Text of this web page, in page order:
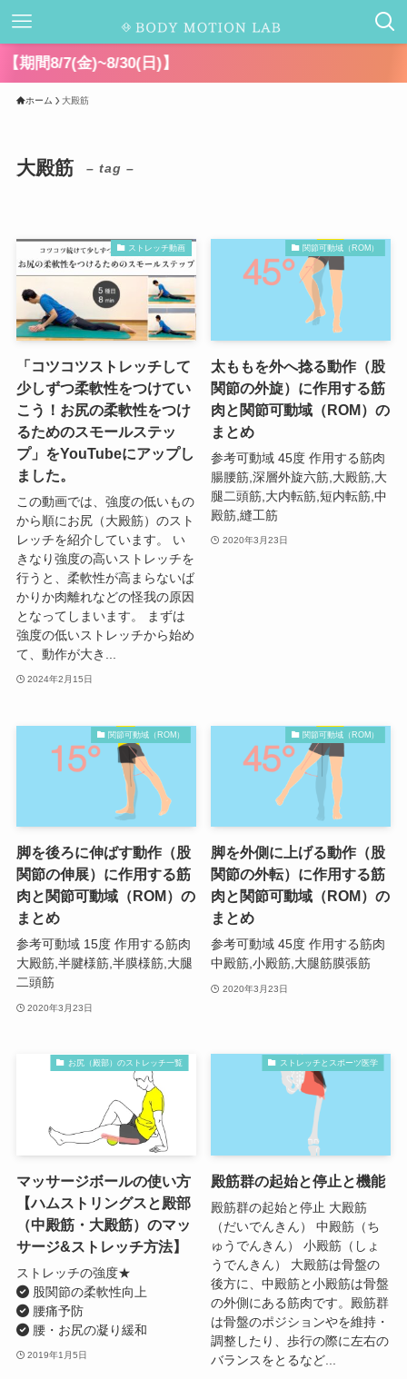
ホーム 大殿筋
大殿筋 – tag –
ストレッチ動画
「コツコツストレッチして
少しずつ柔軟性をつけてい
こう！お尻の柔軟性をつけ
るためのスモールステッ
プ」をYouTubeにアップし
ました。
この動画では、強度の低いもの
から順にお尻（大殿筋）のスト
レッチを紹介しています。 い
きなり強度の高いストレッチを
行うと、柔軟性が高まらないば
かりか肉離れなどの怪我の原因
となってしまいます。 まずは
強度の低いストレッチから始め
て、動作が大き...
2024年2月15日
関節可動域（ROM）
太ももを外へ捻る動作（股
関節の外旋）に作用する筋
肉と関節可動域（ROM）の
まとめ
参考可動域 45度 作用する筋肉
腸腰筋,深層外旋六筋,大殿筋,大
腿二頭筋,大内転筋,短内転筋,中
殿筋,縫工筋
2020年3月23日
関節可動域（ROM）
脚を後ろに伸ばす動作（股
関節の伸展）に作用する筋
肉と関節可動域（ROM）の
まとめ
参考可動域 15度 作用する筋肉
大殿筋,半腱様筋,半膜様筋,大腿
二頭筋
2020年3月23日
関節可動域（ROM）
脚を外側に上げる動作（股
関節の外転）に作用する筋
肉と関節可動域（ROM）の
まとめ
参考可動域 45度 作用する筋肉
中殿筋,小殿筋,大腿筋膜張筋
2020年3月23日
お尻（殿部）のストレッチ一覧
マッサージボールの使い方
【ハムストリングスと殿部
（中殿筋・大殿筋）のマッ
サージ&ストレッチ方法】
ストレッチの強度★
股関節の柔軟性向上
腰痛予防
腰・お尻の凝り緩和
2019年1月5日
ストレッチとスポーツ医学
殿筋群の起始と停止と機能
殿筋群の起始と停止 大殿筋
（だいでんきん） 中殿筋（ち
ゅうでんきん） 小殿筋（しょ
うでんきん） 大殿筋は骨盤の
後方に、中殿筋と小殿筋は骨盤
の外側にある筋肉です。殿筋群
は骨盤のポジションやを維持・
調整したり、歩行の際に左右の
バランスをとるなど...